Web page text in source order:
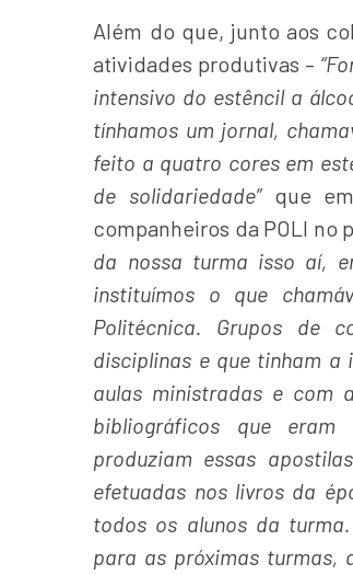
Além do que, junto aos
atividades produtivas –
intensivo do estêncil a
tínhamos um jornal,
feito a quatro cores em
de solidariedade”que em
companheiros da POLI no
da nossa turma isso aí,
instituímos o que
Politécnica. Grupos de
disciplinas e que tinham a
aulas ministradas e com
bibliográficos que eram
produziam essas
efetuadas nos livros da
todos os alunos da
para as próximas turmas,